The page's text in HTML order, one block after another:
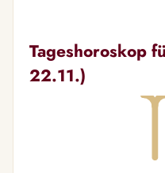
Tageshoroskop
22.11.)